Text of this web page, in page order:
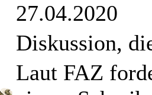
27.04.2020
Diskussion,
Laut FAZ